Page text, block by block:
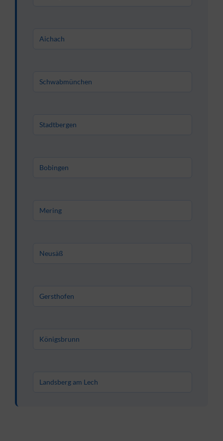
Aichach
Schwabmünchen
Stadtbergen
Bobingen
Mering
Neusäß
Gersthofen
Königsbrunn
Landsberg am Lech